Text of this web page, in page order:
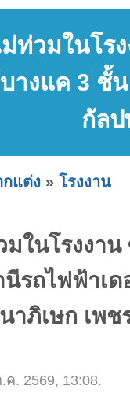
ม่ท่วมในโ
างแค 3 ชั้
กัลป
แต่ง » โรงงาน
มในโรงงา
รถไฟฟ้าเ
ภิเษก เพช
ค. 2569, 13:08.